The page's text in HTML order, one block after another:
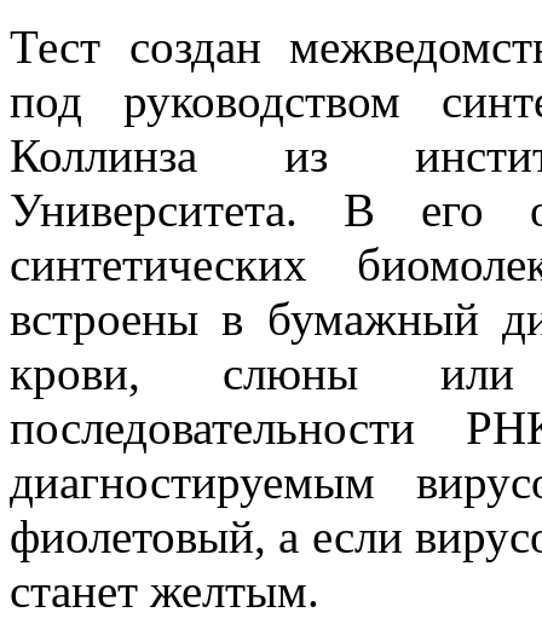
Тест создан
под руководством
Коллинза из
Университета. В его
синтетических
встроены в бумажный
крови, слюны
последовательности
диагностируемым
фиолетовый, а если
станет желтым.